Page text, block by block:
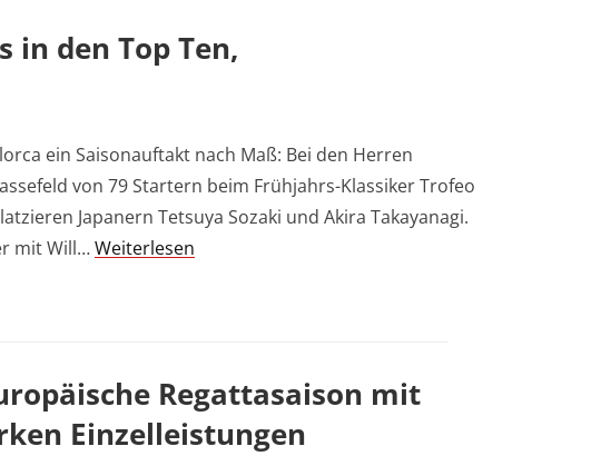
in den Top Ten,
ein Saisonauftakt nach Maß: Bei den Herren
von 79 Startern beim Frühjahrs-Klassiker Trofeo
Japanern Tetsuya Sozaki und Akira Takayanagi.
mit Will…Weiterlesen
Regattasaison mit
Einzelleistungen